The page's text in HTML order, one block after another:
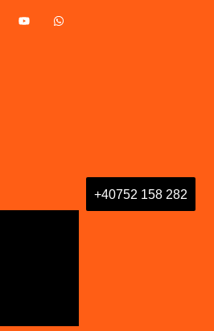
+40752 158 282